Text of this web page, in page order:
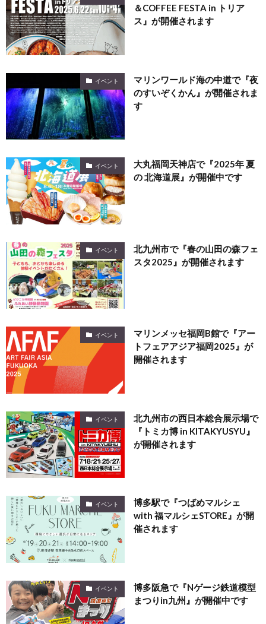
＆COFFEE FESTA in トリア
ス』が開催されます
イベント
マリンワールド海の中道で『夜
のすいぞくかん』が開催されま
す
イベント
大丸福岡天神店で『2025年 夏
の 北海道展』が開催中です
イベント
北九州市で『春の山田の森フェ
スタ2025』が開催されます
イベント
マリンメッセ福岡B館で『アー
トフェアアジア福岡2025』が
開催されます
イベント
北九州市の西日本総合展示場で
『トミカ博 in KITAKYUSYU』
が開催されます
イベント
博多駅で『つばめマルシェ
with 福マルシェSTORE』が開
催されます
イベント
博多阪急で『Nゲージ鉄道模型
まつりin九州』が開催中です